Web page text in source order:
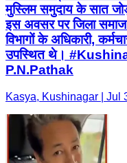
मुस्लिम समुदाय के सात
इस अवसर पर जिला समाज
विभागों के अधिकारी,
उपस्थित थे।
P.N.Pathak
Kasya, Kushinagar | Jul